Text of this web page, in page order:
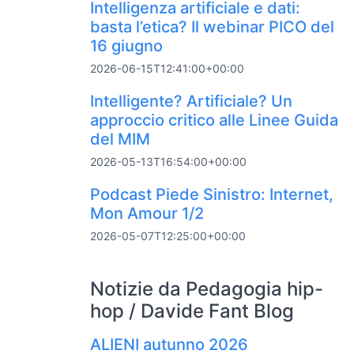
Intelligenza artificiale e dati:
basta l’etica? Il webinar PICO del
16 giugno
2026-06-15T12:41:00+00:00
Intelligente? Artificiale? Un
approccio critico alle Linee Guida
del MIM
2026-05-13T16:54:00+00:00
Podcast Piede Sinistro: Internet,
Mon Amour 1/2
2026-05-07T12:25:00+00:00
Notizie da Pedagogia hip-
hop / Davide Fant Blog
ALIENI autunno 2026